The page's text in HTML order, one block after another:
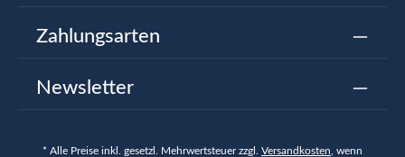
Zahlungsarten
Newsletter
* Alle Preise inkl. gesetzl. Mehrwertsteuer zzgl. Versandkosten , wenn